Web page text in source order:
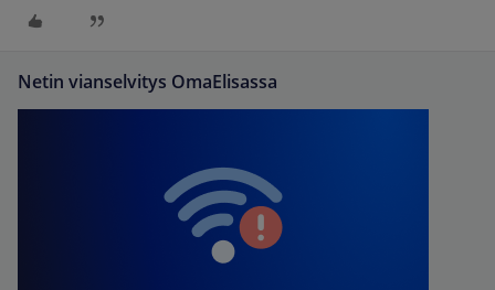
Netin vianselvitys OmaElisassa